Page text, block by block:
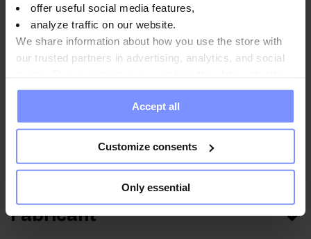
offer useful social media features,
analyze traffic on our website.
We share information about how you use the store with
our trusted partners in advertising, analytics, and social
information you have provided to them or that they have
collected when you use their services. Do you agree?
Accept all
Customize consents
Only essential
Mode d'emploi
Informations nutritionnelles
Fabricant